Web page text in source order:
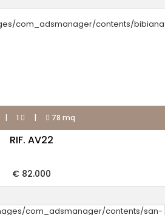
| 1 | 78 mq
RIF. AV22
€ 82.000